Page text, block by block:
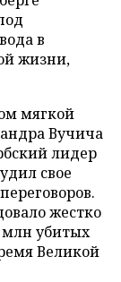
в
жизни,
мягкой
Вучича
лидер
свое
жестко
млн убитых
Великой